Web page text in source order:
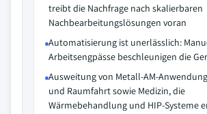
treibt die Nachfrage nach skalierbaren
Nachbearbeitungslösungen voran
Automatisierung ist unerlässlich:
Arbeitsengpässe beschleunigen die
Ausweitung von Metall-AM-
und Raumfahrt sowie Medizin, die
Wärmebehandlung und HIP-Systeme